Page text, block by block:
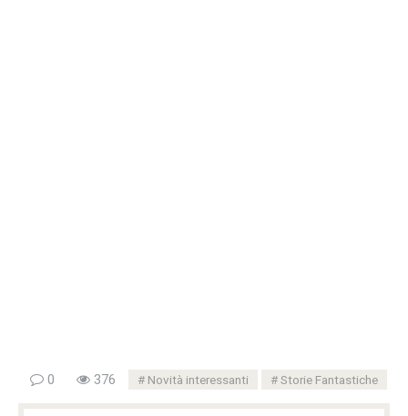
0 376 Novità interessanti Storie Fantastiche